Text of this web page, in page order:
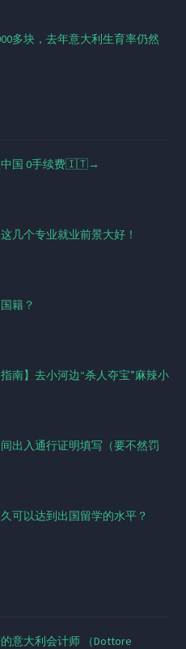
多块，去年意大利生育率仍然
中国 0手续费🇮🇹→
几个专业就业前景大好！
籍？
南】去小河边“杀人夺宝”麻辣小
间出入通行证明填写（要不然罚
可以达到出国留学的水平？
意大利会计师 （Dottore